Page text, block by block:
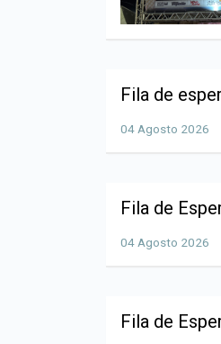
Fila de
04 Agosto 2026
Fila de
04 Agosto 2026
Fila de